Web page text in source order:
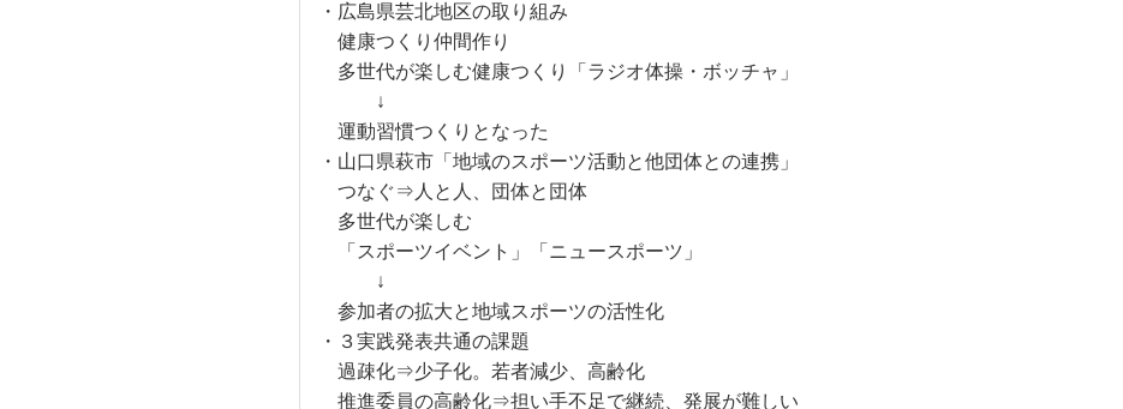
・広島県芸北地区の取り組み
健康つくり仲間作り
多世代が楽しむ健康つくり「ラジオ体操・ボッチャ」
↓
運動習慣つくりとなった
・山口県萩市「地域のスポーツ活動と他団体との連携」
つなぐ⇒人と人、団体と団体
多世代が楽しむ
「スポーツイベント」「ニュースポーツ」
↓
参加者の拡大と地域スポーツの活性化
・３実践発表共通の課題
過疎化⇒少子化。若者減少、高齢化
推進委員の高齢化⇒担い手不足で継続、発展が難しい